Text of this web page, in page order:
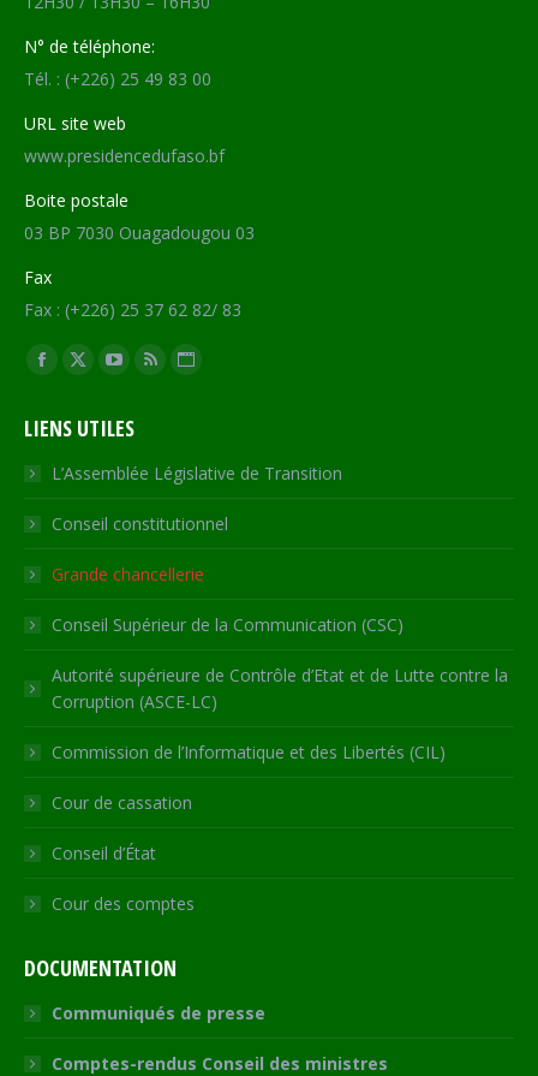
N° de téléphone:
Tél. : (+226) 25 49 83 00
URL site web
www.presidencedufaso.bf
Boite postale
03 BP 7030 Ouagadougou 03
Fax
Fax : (+226) 25 37 62 82/ 83
Trouvez nous sur :
Facebook
opens
in
new
window
X
opens
in
new
window
YouTube
opens
in
new
window
RSS
in
new
window
Site
opens
in
new
LIENS UTILES
L’Assemblée Législative de Transition
Conseil constitutionnel
Grande chancellerie
Conseil Supérieur de la Communication (CSC)
Autorité supérieure de Contrôle d’Etat et de Lutte contre la
Corruption (ASCE-LC)
Commission de l’Informatique et des Libertés (CIL)
Cour de cassation
Conseil d’État
Cour des comptes
DOCUMENTATION
Communiqués de presse
Comptes-rendus Conseil des ministres